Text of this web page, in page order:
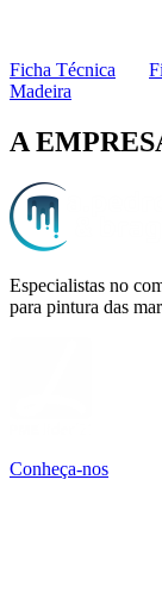
Ficha Técnica
Madeira
A
Especialistas no
para pintura das
Conheça-nos